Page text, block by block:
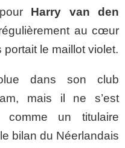
Harry van den
au cœur
le maillot violet.
dans son club
mais il ne s’est
comme un titulaire
bilan du Néerlandais